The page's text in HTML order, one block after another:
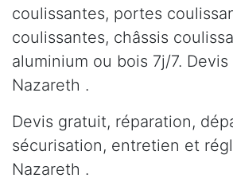
coulissantes, portes
coulissantes, châssis
aluminium ou bois 7j/7.
Nazareth .
Devis gratuit, réparation,
sécurisation, entretien et
Nazareth .